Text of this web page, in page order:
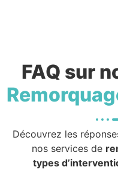
FAQ sur
Découvrez les
nos services de
types